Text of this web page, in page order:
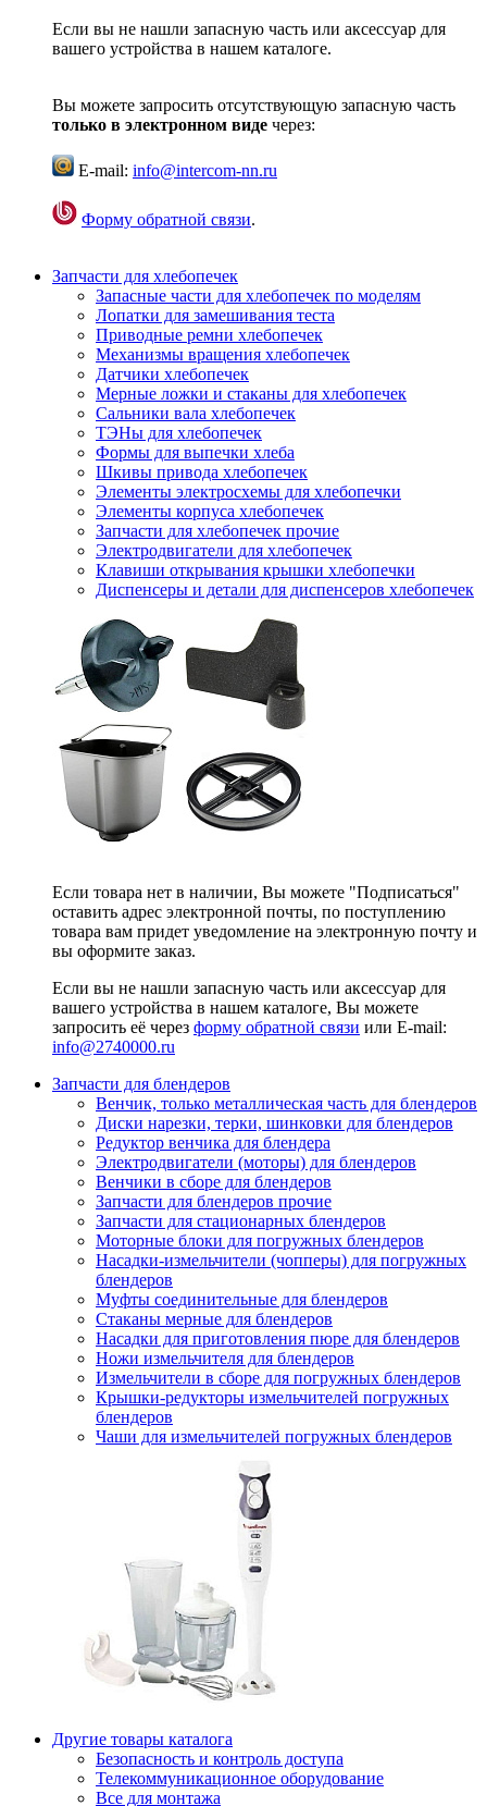
Если вы не нашли запасную часть или аксессуар для
вашего устройства в нашем каталоге.
Вы можете запросить отсутствующую запасную часть
только в электронном виде через:
E-mail: info@intercom-nn.ru
Форму обратной связи.
Запчасти для хлебопечек
Запасные части для хлебопечек по моделям
Лопатки для замешивания теста
Приводные ремни хлебопечек
Механизмы вращения хлебопечек
Датчики хлебопечек
Мерные ложки и стаканы для хлебопечек
Сальники вала хлебопечек
ТЭНы для хлебопечек
Формы для выпечки хлеба
Шкивы привода хлебопечек
Элементы электросхемы для хлебопечки
Элементы корпуса хлебопечек
Запчасти для хлебопечек прочие
Электродвигатели для хлебопечек
Клавиши открывания крышки хлебопечки
Диспенсеры и детали для диспенсеров хлебопечек
Если товара нет в наличии, Вы можете "Подписаться"
оставить адрес электронной почты, по поступлению
товара вам придет уведомление на электронную почту и
вы оформите заказ.
Если вы не нашли запасную часть или аксессуар для
вашего устройства в нашем каталоге, Вы можете
запросить её через форму обратной связи или E-mail:
info@2740000.ru
Запчасти для блендеров
Венчик, только металлическая часть для блендеров
Диски нарезки, терки, шинковки для блендеров
Редуктор венчика для блендера
Электродвигатели (моторы) для блендеров
Венчики в сборе для блендеров
Запчасти для блендеров прочие
Запчасти для стационарных блендеров
Моторные блоки для погружных блендеров
Насадки-измельчители (чопперы) для погружных
блендеров
Муфты соединительные для блендеров
Стаканы мерные для блендеров
Насадки для приготовления пюре для блендеров
Ножи измельчителя для блендеров
Измельчители в сборе для погружных блендеров
Крышки-редукторы измельчителей погружных
блендеров
Чаши для измельчителей погружных блендеров
Другие товары каталога
Безопасность и контроль доступа
Телекоммуникационное оборудование
Все для монтажа